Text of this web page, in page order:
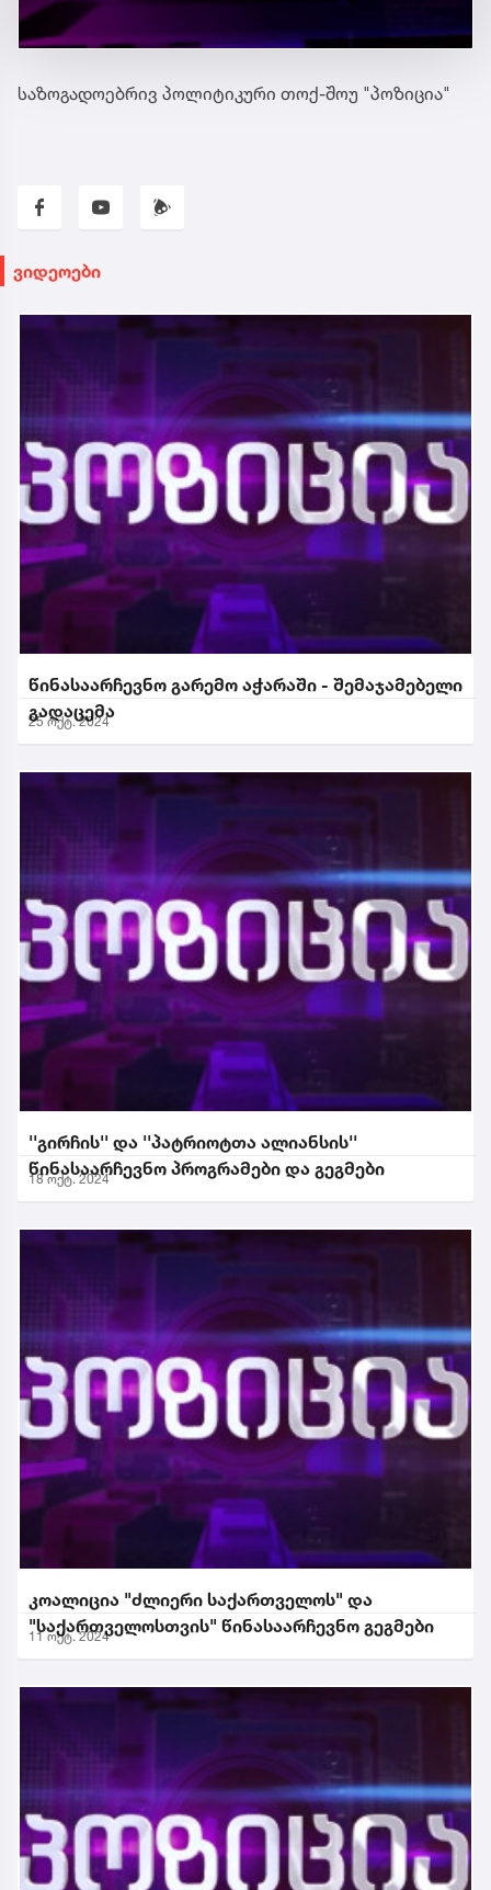
საზოგადოებრივ პოლიტიკური თოქ-შოუ "პოზიცია"
ვიდეოები
წინასაარჩევნო გარემო აჭარაში - შემაჯამებელი
გადაცემა
25 ოქტ. 2024
''გირჩის'' და ''პატრიოტთა ალიანსის''
წინასაარჩევნო პროგრამები და გეგმები
18 ოქტ. 2024
კოალიცია "ძლიერი საქართველოს" და
"საქართველოსთვის" წინასაარჩევნო გეგმები
11 ოქტ. 2024